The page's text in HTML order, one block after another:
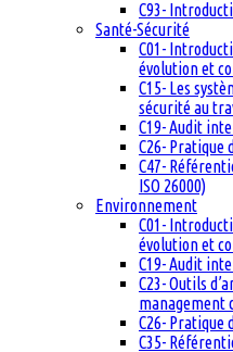
C93-
Santé-Sécurité
C01-
évolution et
C15- Les
sécurité au
C19- Audit
C26- Pratique
C47-
ISO 26000)
Environnement
C01-
évolution et
C19- Audit
C23- Outils
management
C26- Pratique
C35-